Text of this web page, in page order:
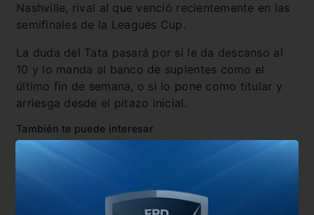
Nashville, rival al que venció recientemente en las
semifinales de la Leagues Cup.
La duda del Tata pasará por si le da descanso al
10 y lo manda al banco de suplentes como el
último fin de semana, o si lo pone como titular y
arriesga desde el pitazo inicial.
También te puede interesar
Inter Miami tiene fecha para la final de la US Open
Messi va por una nueva final con el Inter Miami